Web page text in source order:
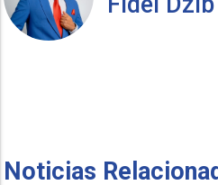
Noticias